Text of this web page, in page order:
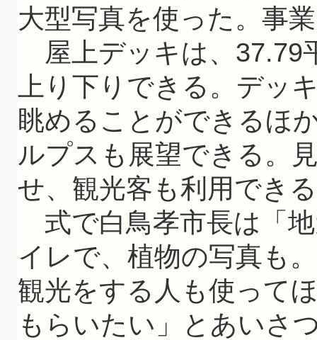
大型写真を使った。事
屋上デッキは、37.79
上り下りできる。デッ
眺めることができるほ
ルプスも展望できる。
せ、観光客も利用でき
式で白鳥孝市長は「
イレで、植物の写真も
観光をする人も使って
もらいたい」とあいさ